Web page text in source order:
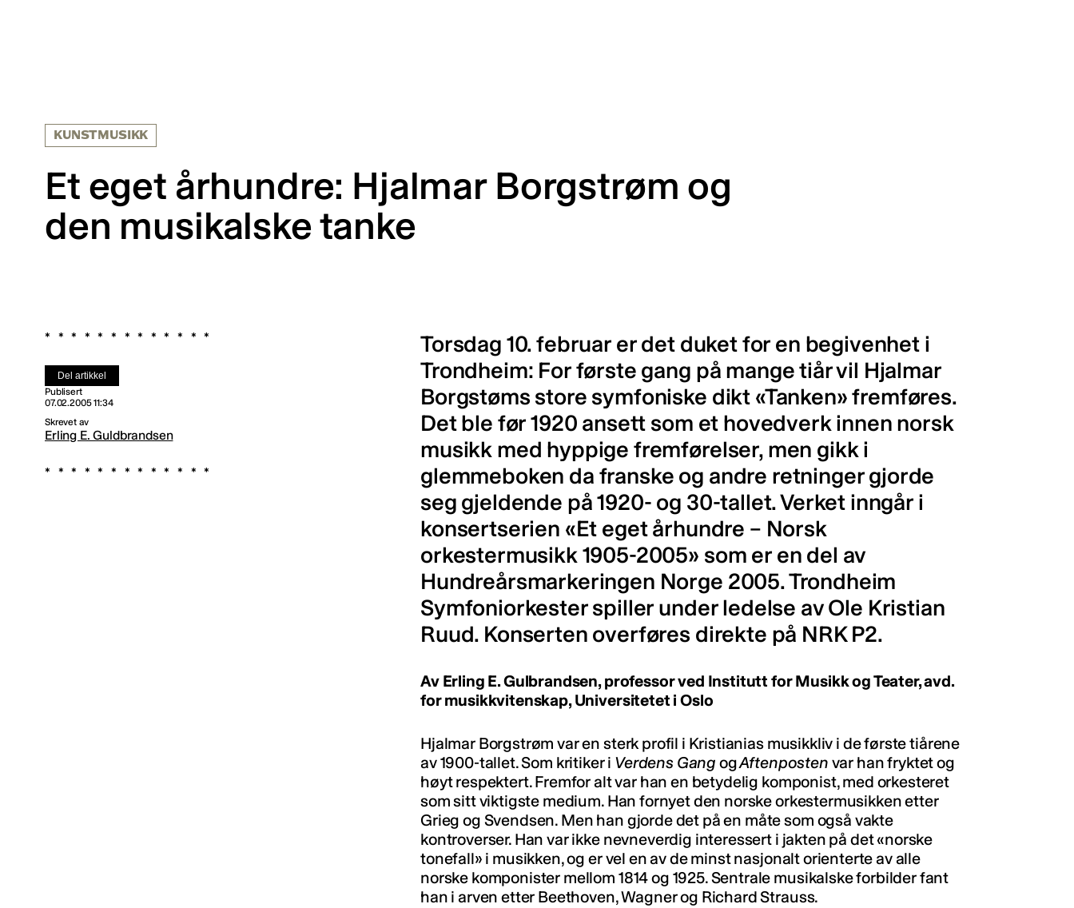
KUNSTMUSIKK
Et eget århundre: Hjalmar Borgstrøm og
den musikalske tanke
Del artikkel
Publisert
07.02.2005 11:34
Skrevet av
Erling E. Guldbrandsen
Torsdag 10. februar er det duket for en begivenhet i
Trondheim: For første gang på mange tiår vil Hjalmar
Borgstøms store symfoniske dikt «Tanken» fremføres.
Det ble før 1920 ansett som et hovedverk innen norsk
musikk med hyppige fremførelser, men gikk i
glemmeboken da franske og andre retninger gjorde
seg gjeldende på 1920- og 30-tallet. Verket inngår i
konsertserien «Et eget århundre – Norsk
orkestermusikk 1905-2005» som er en del av
Hundreårsmarkeringen Norge 2005. Trondheim
Symfoniorkester spiller under ledelse av Ole Kristian
Ruud. Konserten overføres direkte på NRK P2.
Av Erling E. Gulbrandsen, professor ved Institutt for Musikk og Teater, avd.
for musikkvitenskap, Universitetet i Oslo
Hjalmar Borgstrøm var en sterk profil i Kristianias musikkliv i de første tiårene
av 1900-tallet. Som kritiker i Verdens Gang ogAftenposten var han fryktet og
høyt respektert. Fremfor alt var han en betydelig komponist, med orkesteret
som sitt viktigste medium. Han fornyet den norske orkestermusikken etter
Grieg og Svendsen. Men han gjorde det på en måte som også vakte
kontroverser. Han var ikke nevneverdig interessert i jakten på det «norske
tonefall» i musikken, og er vel en av de minst nasjonalt orienterte av alle
norske komponister mellom 1814 og 1925. Sentrale musikalske forbilder fant
han i arven etter Beethoven, Wagner og Richard Strauss.